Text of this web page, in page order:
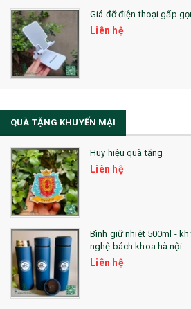
SẢN PHẨM MỚI 2021
Sổ Sạc Đa Năng
La Fonte
Giá đỡ điện thoại gấp
Liên hệ
QUÀ TẶNG KHUYẾN MẠI
Huy hiệu quà tặng
Liên hệ
Bình giữ nhiệt 500ml -
nghệ bách khoa hà nội
Liên hệ